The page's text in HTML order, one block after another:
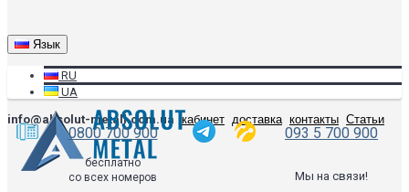
Язык
RU
UA
info@absolut-metall.com.ua
кабинет доставка контакты Статьи
0800 700 900 093 5 700 900
бесплатно
со всех номеров
Мы на связи!